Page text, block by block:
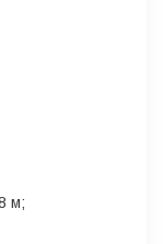
м;